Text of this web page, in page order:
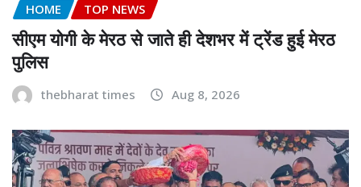
HOME TOP NEWS
सीएम योगी के मेरठ से जाते ही देशभर में ट्रेंड हुई मेरठ
पुलिस
thebharat times Aug 8, 2026